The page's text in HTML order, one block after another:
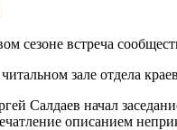
сезоне встреча
зале отдела
Салдаев начал
описанием